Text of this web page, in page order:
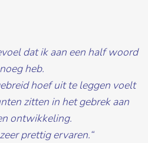
dat ik aan een half woord
heb.
hoef uit te leggen voelt
zitten in het gebrek aan
ontwikkeling.
prettig ervaren.“